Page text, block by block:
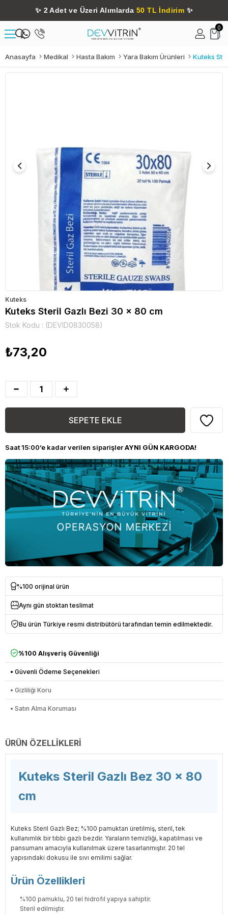
✨ 2 Adet ve Üzeri Alımlarda 50 TL İndirim ✨
0
Anasayfa Medikal Hasta Bakım Yara Bakım Ürünleri Kuteks
Kuteks
Kuteks Steril Gazlı Bezi 30 x 80 cm
Stok Kodu (DEVID0830058)
₺73,20
Saat 15:00’e kadar verilen siparişlerAYNI GÜN KARGODA!
%100 orijinal ürün
Aynı gün stoktan teslimat
Bu ürün Türkiye resmi distribütörü tarafından temin edilmektedir.
%100 Alışveriş Güvenliği
• Güvenli Ödeme Seçenekleri
• Gizliliği Koru
• Satın Alma Koruması
ÜRÜN ÖZELLIKLERI
Kuteks Steril Gazlı Bez 30 x 80
cm
Kuteks Steril Gazlı Bez; %100 pamuktan üretilmiş, steril, tek
kullanımlık bir tıbbi gazlı bezdir. Yaraların temizliği, kapatılması ve
pansumanı amacıyla kullanılmak üzere tasarlanmıştır. 20 tel
yapısındaki dokusu ile sıvı emilimi sağlar.
Ürün Özellikleri
%100 pamuklu, 20 tel hidrofıl yapıya sahiptir.
Steril edilmiştir.